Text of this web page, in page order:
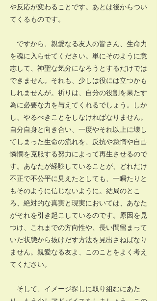
や反応が変わることです。あとは後からつい
てくるものです。
ですから、親愛なる友人の皆さん、生命力
を魂に入らせてください。単にそのように意
志して、神聖な気分になろうとするだけでは
できません。それも、少しは役には立つかも
しれませんが。祈りは、自分の役割を果たす
為に必要な力を与えてくれるでしょう。しか
し、やるべきことをしなければなりません。
自分自身と向き合い、一度やそれ以上に壊し
てしまった生命の流れを、反抗や怠惰や自己
憐憫を克服する努力によって再生させるので
す。あなたが経験していることが、どれだけ
不正で不公平に見えたとしても、一瞬たりと
もそのように信じないように。結局のとこ
ろ、絶対的な真実と現実においては、あなた
がそれを引き起こしているのです。原因を見
つけ、これまでの方向性や、長い間留まって
いた状態から抜けだす方法を見出さねばなり
ません。親愛なる友よ、このことをよく考え
てください。
そして、イメージ探しに取り組むにあた